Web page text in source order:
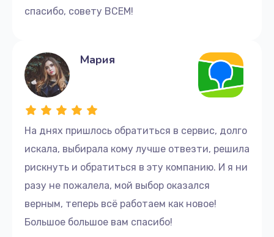
спасибо, совету ВСЕМ!
На днях пришлось обратиться в сервис, долго
искала, выбирала кому лучше отвезти, решила
рискнуть и обратиться в эту компанию. И я ни
разу не пожалела, мой выбор оказался
верным, теперь всё работаем как новое!
Большое большое вам спасибо!
Мария